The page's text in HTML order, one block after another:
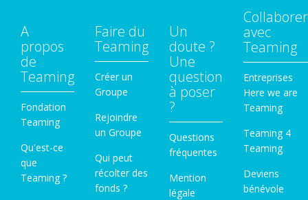
A
propos
de
Teaming
Fondation
Teaming
Qu'est-ce
que
Teaming ?
Faire du
Teaming
Créer un
Groupe
Rejoindre
un Groupe
Qui peut
récolter des
fonds ?
Un
doute ?
Une
question
à poser
?
Questions
fréquentes
Mention
légale
Collaborer
avec
Teaming
Entreprises
Here we are
Teaming
Teaming 4
Teaming
Deviens
bénévole